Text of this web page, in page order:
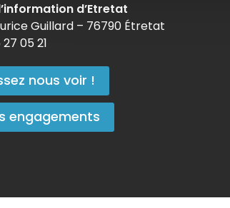
d’Etretat
Guillard – 76790 Étretat
05 21
nous voir !
engagements